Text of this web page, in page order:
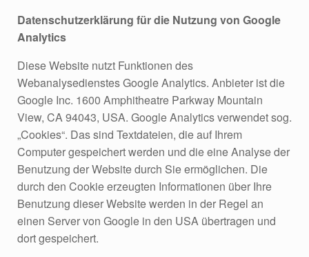
Datenschutzerklärung für die Nutzung von Google
Analytics
Diese Website nutzt Funktionen des
Webanalysedienstes Google Analytics. Anbieter ist die
Google Inc. 1600 Amphitheatre Parkway Mountain
View, CA 94043, USA. Google Analytics verwendet sog.
„Cookies“. Das sind Textdateien, die auf Ihrem
Computer gespeichert werden und die eine Analyse der
Benutzung der Website durch Sie ermöglichen. Die
durch den Cookie erzeugten Informationen über Ihre
Benutzung dieser Website werden in der Regel an
einen Server von Google in den USA übertragen und
dort gespeichert.